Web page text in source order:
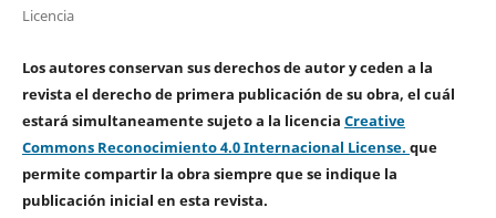
Licencia
Los autores conservan sus derechos de autor y ceden a la
revista el derecho de primera publicación de su obra, el cuál
estará simultaneamente sujeto a la licencia Creative
Commons Reconocimiento 4.0 Internacional License. que
permite compartir la obra siempre que se indique la
publicación inicial en esta revista.